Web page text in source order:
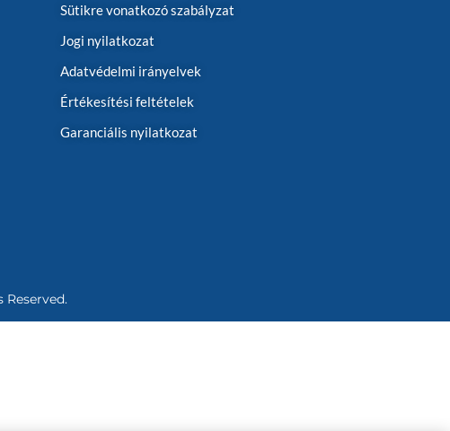
Sütikre vonatkozó szabályzat
Jogi nyilatkozat
Adatvédelmi irányelvek
Értékesítési feltételek
Garanciális nyilatkozat
Reserved.